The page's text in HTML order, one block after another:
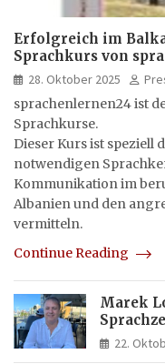
Erfolgreich im
Sprachkurs von
28. Oktober 2025
sprachenlernen24 ist
Sprachkurse.
Dieser Kurs ist speziell
notwendigen
Kommunikation im
Albanien und den
vermitteln.
Continue Reading
Marek
Italia
22.